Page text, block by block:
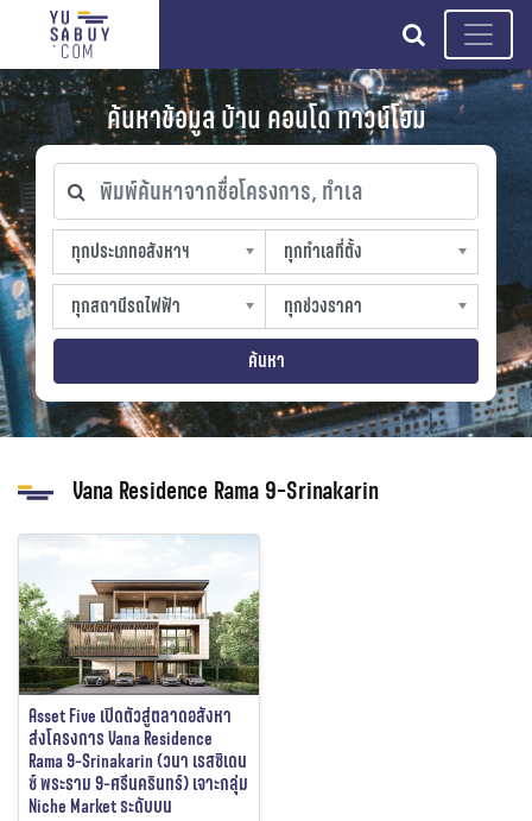
search
ค้นหาข้อมูล บ้าน คอนโด ทาวน์โฮม
พิมพ์ค้นหาจากชื่อโครงการ, ทำเล
ทุกประเภทอสังหาฯ
ทุกประเภทอสังหาฯ
sproperty
ทุกทำเลที่ตั้ง
ทุกทำเลที่ตั้ง
slocation
ทุกสถานีรถไฟฟ้า
ทุกสถานีรถไฟฟ้า
strain-station
ทุกช่วงราคา
ทุกช่วงราคา
sprice
ค้นหา
Vana Residence Rama 9-Srinakarin
Asset Five เปิดตัวสู่ตลาดอสังหา
ส่งโครงการ Vana Residence
Rama 9-Srinakarin (วนา เรสซิเดน
ซ์ พระราม 9-ศรีนครินทร์) เจาะกลุ่ม
Niche Market ระดับบน